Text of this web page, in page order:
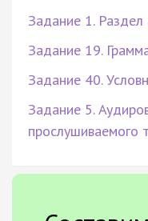
Задание 1. Раздел
Задание 19.
Задание 40.
Задание 5.
прослушиваемого